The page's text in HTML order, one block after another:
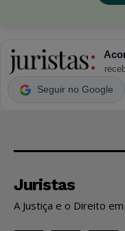
Seguir no Google
Juristas
A Justiça e o Direito